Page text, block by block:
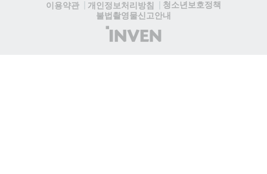
이용약관
개인정보처리방침
청소년보호정책
불법촬영물신고안내
(주)
인